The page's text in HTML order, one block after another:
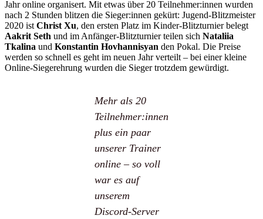
Jahr online organisert. Mit etwas über 20 Teilnehmer:innen wurden
nach 2 Stunden blitzen die Sieger:innen gekürt: Jugend-Blitzmeister
2020 ist Christ Xu, den ersten Platz im Kinder-Blitzturnier belegt
Aakrit Seth und im Anfänger-Blitzturnier teilen sich Nataliia
Tkalina und Konstantin Hovhannisyan den Pokal. Die Preise
werden so schnell es geht im neuen Jahr verteilt – bei einer kleine
Online-Siegerehrung wurden die Sieger trotzdem gewürdigt.
Mehr als 20
Teilnehmer:innen
plus ein paar
unserer Trainer
online – so voll
war es auf
unserem
Discord-Server